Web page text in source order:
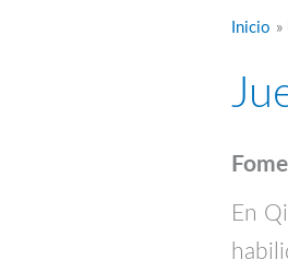
Inicio
En